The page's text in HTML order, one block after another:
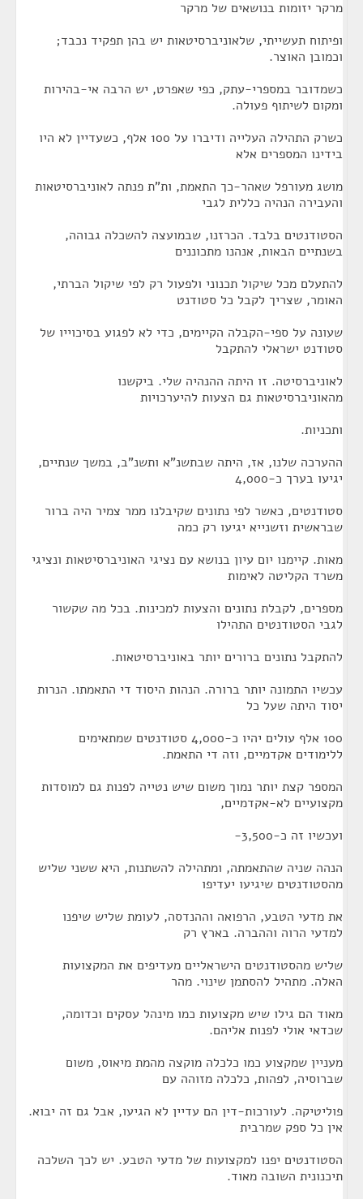
מרקר יזומות בנושאים של מרקר
ופיתוח תעשייתי, שלאוניברסיטאות יש בהן תפקיד נכבד;
וכמובן האוצר.
כשמדובר במספרי-עתק, כפי שאפרט, יש הרבה אי-בהירות
ומקום לשיתוף פעולה.
כשרק התהילה העלייה ודיברו על 100 אלף, כשעדיין לא היו
בידינו המספרים אלא
מושג מעורפל שאהר-כך התאמת, ות"ת פנתה לאוניברסיטאות
והעבירה הנהיה כללית לגבי
הסטודנטים בלבד. הכרזנו, שבמועצה להשכלה גבוהה,
בשנתיים הבאות, אנהנו מתכוננים
להתעלם מכל שיקול תכנוני ולפעול רק לפי שיקול הברתי,
האומר, שצריך לקבל כל סטודנט
שעונה על ספי-הקבלה הקיימים, כדי לא לפגוע בסיכוייו של
סטודנט ישראלי להתקבל
לאוניברסיטה. זו היתה ההנהיה שלי. ביקשנו
מהאוניברסיטאות גם הצעות להיערכויות
ותכניות.
ההערכה שלנו, אז, היתה שבתשנ"א ותשנ"ב, במשך שנתיים,
יגיעו בערך כ-4,000
סטודנטים, כאשר לפי נתונים שקיבלנו ממר צמיר היה ברור
שבראשית וזשנייא יגיעו רק כמה
מאות. קיימנו יום עיון בנושא עם נציגי האוניברסיטאות ונציגי
משרד הקליטה לאימות
מספרים, לקבלת נתונים והצעות למכינות. בכל מה שקשור
לגבי הסטודנטים התהילו
להתקבל נתונים ברורים יותר באוניברסיטאות.
עכשיו התמונה יותר ברורה. הנהות היסוד די התאמתו. הנרות
יסוד היתה שעל כל
100 אלף עולים יהיו כ-4,000 סטודנטים שמתאימים
ללימודים אקדמיים, וזה די התאמת.
המספר קצת יותר נמוך משום שיש נטייה לפנות גם למוסדות
מקצועיים לא-אקדמיים,
ועכשיו זה כ-3,500-
הנהה שניה שהתאמתה, ומתהילה להשתנות, היא ששני שליש
מהסטודנטים שיגיעו יעדיפו
את מדעי הטבע, הרפואה וההנדסה, לעומת שליש שיפנו
למדעי הרוה וההברה. בארץ רק
שליש מהסטודנטים הישראליים מעדיפים את המקצועות
האלה. מתהיל להסתמן שינוי. מהר
מאוד הם גילו שיש מקצועות כמו מינהל עסקים וכדומה,
שכדאי אולי לפנות אליהם.
מעניין שמקצוע כמו כלכלה מוקצה מהמת מיאוס, משום
שברוסיה, לפהות, כלכלה מזוהה עם
פוליטיקה. לעורכות-דין הם עדיין לא הגיעו, אבל גם זה יבוא.
אין כל ספק שמרבית
הסטודנטים יפנו למקצועות של מדעי הטבע. יש לכך השלכה
תיכנונית השובה מאוד.